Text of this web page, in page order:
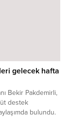
gelecek hafta
Bekir Pakdemirli,
destek
bulundu.
...